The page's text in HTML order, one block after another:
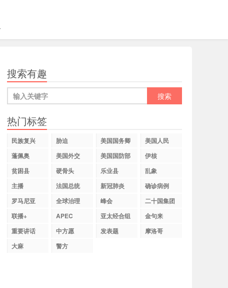
搜索有趣
热门标签
民族复兴 胁迫 美国国务卿
美国人民
蓬佩奥
美国外交 美国国防部
伊核
贫困县
硬骨头 乐业县
乱象
主播
法国总统 新冠肺炎
确诊病例
罗马尼亚
全球治理 峰会
二十国集团
联播+
APEC
亚太经合组
金句来
重要讲话
中方愿 发表题
摩洛哥
大麻
警方